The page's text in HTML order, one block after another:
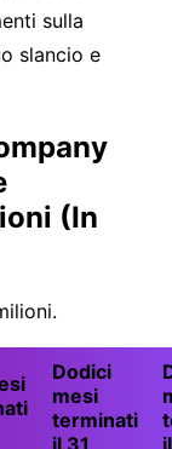
sulla
slancio e
(In
Dodici
mesi
terminati
il 31